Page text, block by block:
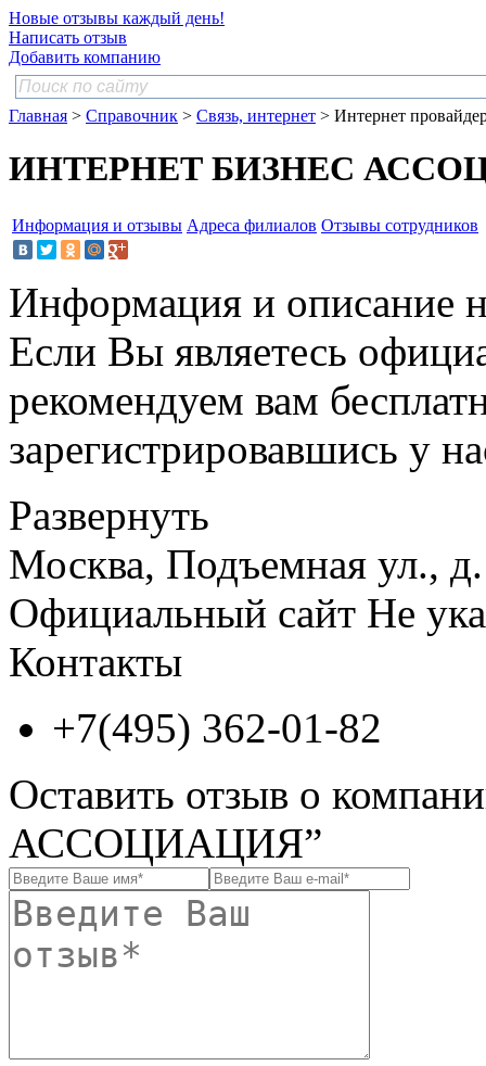
Новые отзывы каждый день!
Написать отзыв
Добавить компанию
Главная > Справочник > Связь, интернет > Интернет
ИНТЕРНЕТ БИЗНЕС
Информация и отзывы Адреса филиалов Отзывы сотрудников
Информация и описание
Если Вы являетесь
рекомендуем вам
зарегистрировавшись у
Развернуть
Москва, Подъемная ул.,
Официальный сайт Не
Контакты
+7(495) 362-01-82
Оставить отзыв о
АССОЦИАЦИЯ”